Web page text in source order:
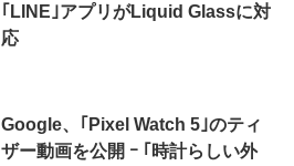
｢LINE｣アプリがLiquid Glassに対
応
Google、｢Pixel Watch 5｣のティ
ザー動画を公開 ｰ ｢時計らしい外